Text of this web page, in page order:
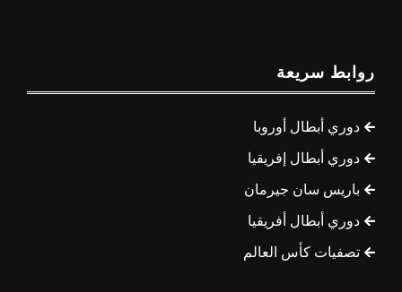
روابط سريعة
دوري أبطال أوروبا
دوري أبطال إفريقيا
باريس سان جيرمان
دوري أبطال أفريقيا
تصفيات كأس العالم